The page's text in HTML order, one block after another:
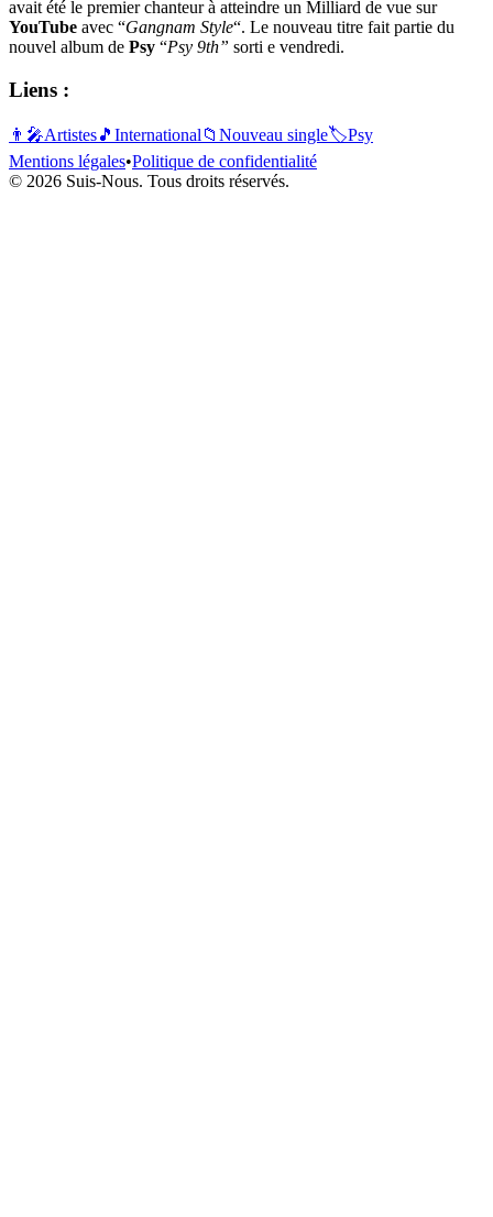
avait été le premier chanteur à atteindre un Milliard de vue sur
YouTube avec “Gangnam Style“. Le nouveau titre fait partie du
nouvel album de Psy “Psy 9th” sorti e vendredi.
Liens :
👨‍🎤Artistes🎵 International 📁 Nouveau single🏷️Psy
Mentions légales•Politique de confidentialité
© 2026 Suis-Nous. Tous droits réservés.